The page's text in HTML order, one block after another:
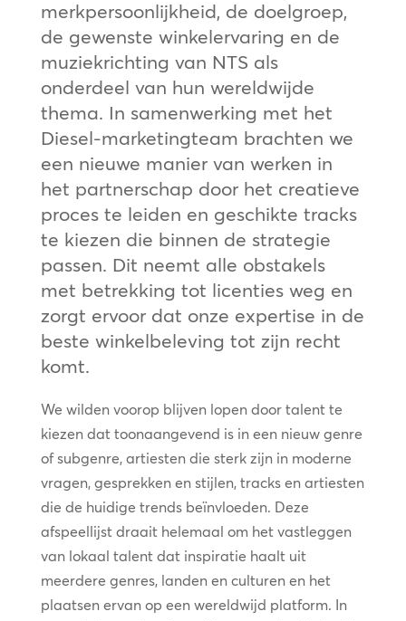
merkpersoonlijkheid, de doelgroep,
de gewenste winkelervaring en de
muziekrichting van NTS als
onderdeel van hun wereldwijde
thema. In samenwerking met het
Diesel-marketingteam brachten we
een nieuwe manier van werken in
het partnerschap door het creatieve
proces te leiden en geschikte tracks
te kiezen die binnen de strategie
passen. Dit neemt alle obstakels
met betrekking tot licenties weg en
zorgt ervoor dat onze expertise in de
beste winkelbeleving tot zijn recht
komt.
We wilden voorop blijven lopen door talent te
kiezen dat toonaangevend is in een nieuw genre
of subgenre, artiesten die sterk zijn in moderne
vragen, gesprekken en stijlen, tracks en artiesten
die de huidige trends beïnvloeden. Deze
afspeellijst draait helemaal om het vastleggen
van lokaal talent dat inspiratie haalt uit
meerdere genres, landen en culturen en het
plaatsen ervan op een wereldwijd platform. In